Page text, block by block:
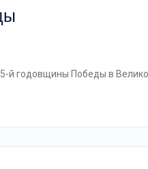
й годовщины Победы в